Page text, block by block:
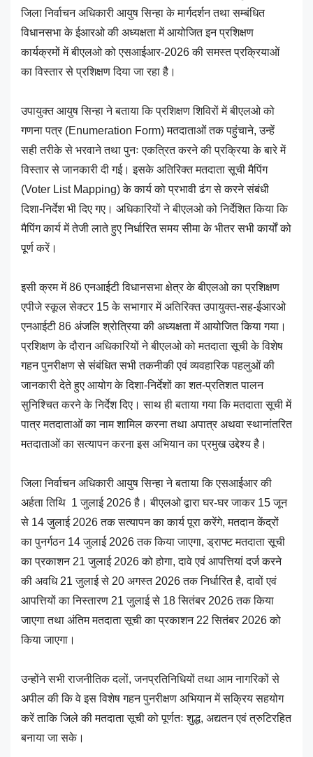
जिला निर्वाचन अधिकारी आयुष सिन्हा के मार्गदर्शन तथा सम्बंधित
विधानसभा के ईआरओ की अध्यक्षता में आयोजित इन प्रशिक्षण
कार्यक्रमों में बीएलओ को एसआईआर-2026 की समस्त प्रक्रियाओं
का विस्तार से प्रशिक्षण दिया जा रहा है।
उपायुक्त आयुष सिन्हा ने बताया कि प्रशिक्षण शिविरों में बीएलओ को
गणना पत्र (Enumeration Form) मतदाताओं तक पहुंचाने, उन्हें
सही तरीके से भरवाने तथा पुनः एकत्रित करने की प्रक्रिया के बारे में
विस्तार से जानकारी दी गई। इसके अतिरिक्त मतदाता सूची मैपिंग
(Voter List Mapping) के कार्य को प्रभावी ढंग से करने संबंधी
दिशा-निर्देश भी दिए गए। अधिकारियों ने बीएलओ को निर्देशित किया कि
मैपिंग कार्य में तेजी लाते हुए निर्धारित समय सीमा के भीतर सभी कार्यों को
पूर्ण करें।
इसी क्रम में 86 एनआईटी विधानसभा क्षेत्र के बीएलओ का प्रशिक्षण
एपीजे स्कूल सेक्टर 15 के सभागार में अतिरिक्त उपायुक्त-सह-ईआरओ
एनआईटी 86 अंजलि श्रोत्रिया की अध्यक्षता में आयोजित किया गया।
प्रशिक्षण के दौरान अधिकारियों ने बीएलओ को मतदाता सूची के विशेष
गहन पुनरीक्षण से संबंधित सभी तकनीकी एवं व्यवहारिक पहलुओं की
जानकारी देते हुए आयोग के दिशा-निर्देशों का शत-प्रतिशत पालन
सुनिश्चित करने के निर्देश दिए। साथ ही बताया गया कि मतदाता सूची में
पात्र मतदाताओं का नाम शामिल करना तथा अपात्र अथवा स्थानांतरित
मतदाताओं का सत्यापन करना इस अभियान का प्रमुख उद्देश्य है।
जिला निर्वाचन अधिकारी आयुष सिन्हा ने बताया कि एसआईआर की
अर्हता तिथि 1 जुलाई 2026 है। बीएलओ द्वारा घर-घर जाकर 15 जून
से 14 जुलाई 2026 तक सत्यापन का कार्य पूरा करेंगे, मतदान केंद्रों
का पुनर्गठन 14 जुलाई 2026 तक किया जाएगा, ड्राफ्ट मतदाता सूची
का प्रकाशन 21 जुलाई 2026 को होगा, दावे एवं आपत्तियां दर्ज करने
की अवधि 21 जुलाई से 20 अगस्त 2026 तक निर्धारित है, दावों एवं
आपत्तियों का निस्तारण 21 जुलाई से 18 सितंबर 2026 तक किया
जाएगा तथा अंतिम मतदाता सूची का प्रकाशन 22 सितंबर 2026 को
किया जाएगा।
उन्होंने सभी राजनीतिक दलों, जनप्रतिनिधियों तथा आम नागरिकों से
अपील की कि वे इस विशेष गहन पुनरीक्षण अभियान में सक्रिय सहयोग
करें ताकि जिले की मतदाता सूची को पूर्णतः शुद्ध, अद्यतन एवं त्रुटिरहित
बनाया जा सके।